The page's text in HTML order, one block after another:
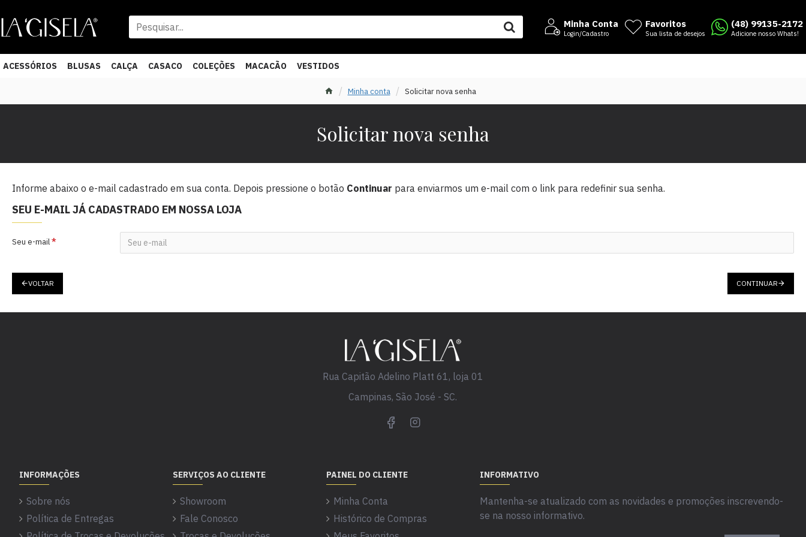
Minha Conta
Login/Cadastro
Favoritos
Sua lista de desejos
(48) 99135-2172
Adicione nosso Whats!
ACESSÓRIOS BLUSAS CALÇA CASACO COLEÇÕES MACACÃO VESTIDOS
Minha conta Solicitar nova senha
Solicitar nova senha
Informe abaixo o e-mail cadastrado em sua conta. Depois pressione o botão Continuar para enviarmos um e-mail com o link para redefinir sua senha.
SEU E-MAIL JÁ CADASTRADO EM NOSSA LOJA
Seu e-mail
VOLTAR CONTINUAR
Rua Capitão Adelino Platt 61, loja 01
Campinas, São José - SC.
INFORMAÇÕES
Sobre nós
Política de Entregas
SERVIÇOS AO CLIENTE
Showroom
Fale Conosco
PAINEL DO CLIENTE
Minha Conta
Histórico de Compras
INFORMATIVO
Mantenha-se atualizado com as novidades e promoções inscrevendo-
se na nosso informativo.